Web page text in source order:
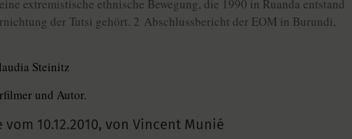
extremistische ethnische Bewegung, die 1990 in Ruanda entstand
der Tutsi gehört. 2 Abschlussbericht der EOM in Burundi,
Steinitz
und Autor.
vom 10.12.2010, von Vincent Munié